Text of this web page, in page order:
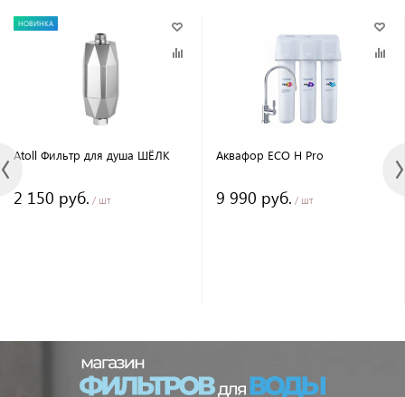
НОВИНКА
Atoll Фильтр для душа ШЁЛК
2 150 руб. / шт
Аквафор ECO H Pro
9 990 руб. / шт